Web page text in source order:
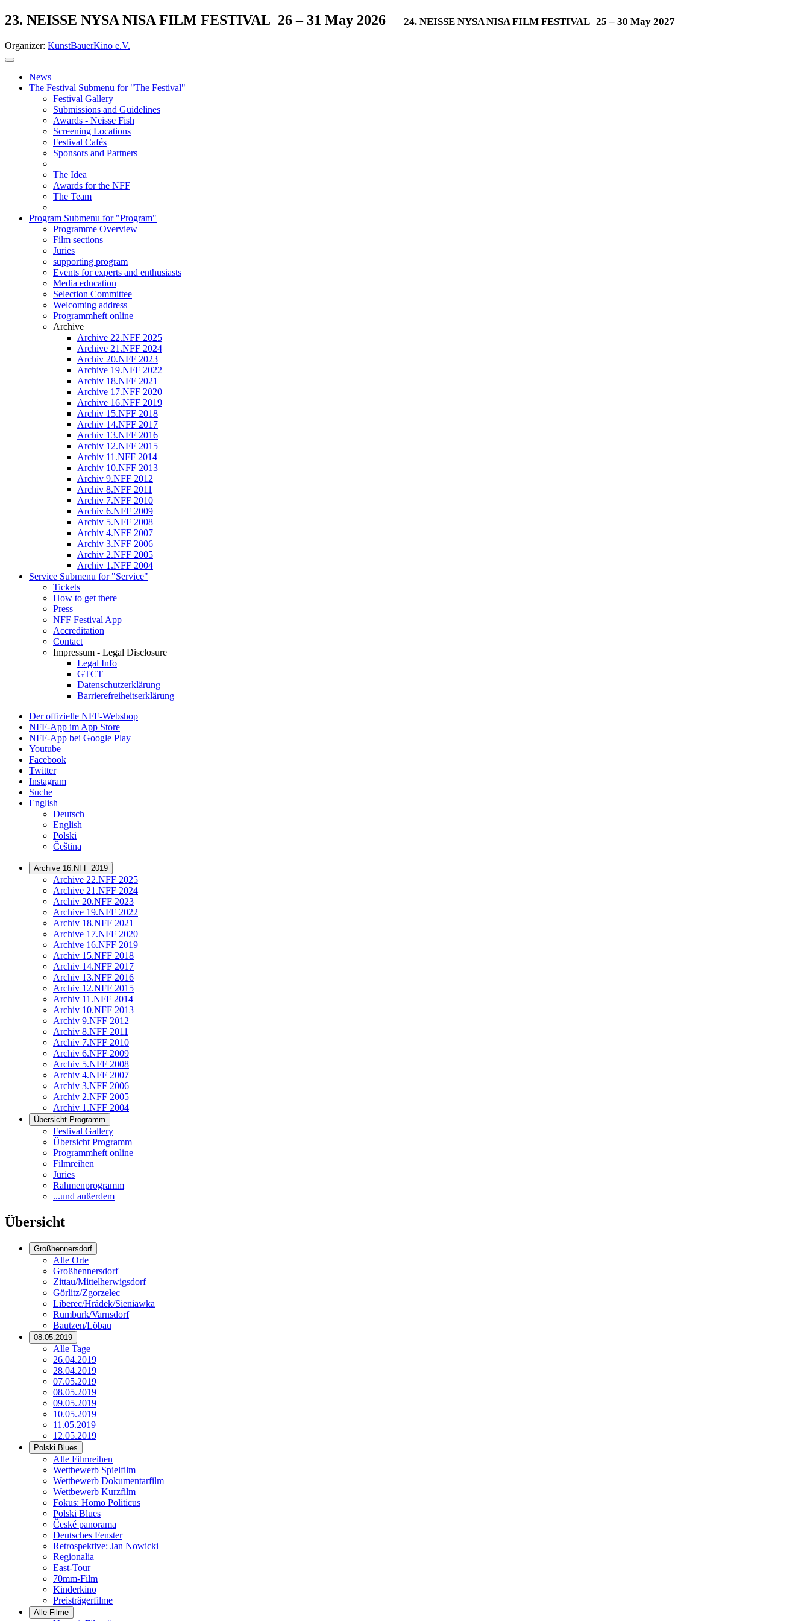
23. NEISSE NYSA NISA FILM FESTIVAL 26 – 31 May 2026 24. NEISSE NYSA NISA FILM FESTIVAL 25 – 30 May 2027
Organizer: KunstBauerKino e.V.
News
The Festival Submenu for "The Festival"
Festival Gallery
Submissions and Guidelines
Awards - Neisse Fish
Screening Locations
Festival Cafés
Sponsors and Partners
The Idea
Awards for the NFF
The Team
Program Submenu for "Program"
Programme Overview
Film sections
Juries
supporting program
Events for experts and enthusiasts
Media education
Selection Committee
Welcoming address
Programmheft online
Archive
Archive 22.NFF 2025
Archive 21.NFF 2024
Archiv 20.NFF 2023
Archive 19.NFF 2022
Archiv 18.NFF 2021
Archive 17.NFF 2020
Archive 16.NFF 2019
Archiv 15.NFF 2018
Archiv 14.NFF 2017
Archiv 13.NFF 2016
Archiv 12.NFF 2015
Archiv 11.NFF 2014
Archiv 10.NFF 2013
Archiv 9.NFF 2012
Archiv 8.NFF 2011
Archiv 7.NFF 2010
Archiv 6.NFF 2009
Archiv 5.NFF 2008
Archiv 4.NFF 2007
Archiv 3.NFF 2006
Archiv 2.NFF 2005
Archiv 1.NFF 2004
Service Submenu for "Service"
Tickets
How to get there
Press
NFF Festival App
Accreditation
Contact
Impressum - Legal Disclosure
Legal Info
GTCT
Datenschutzerklärung
Barrierefreiheitserklärung
Der offizielle NFF-Webshop
NFF-App im App Store
NFF-App bei Google Play
Youtube
Facebook
Twitter
Instagram
Suche
English
Deutsch
English
Polski
Čeština
Archive 16.NFF 2019
Archive 22.NFF 2025
Archive 21.NFF 2024
Archiv 20.NFF 2023
Archive 19.NFF 2022
Archiv 18.NFF 2021
Archive 17.NFF 2020
Archive 16.NFF 2019
Archiv 15.NFF 2018
Archiv 14.NFF 2017
Archiv 13.NFF 2016
Archiv 12.NFF 2015
Archiv 11.NFF 2014
Archiv 10.NFF 2013
Archiv 9.NFF 2012
Archiv 8.NFF 2011
Archiv 7.NFF 2010
Archiv 6.NFF 2009
Archiv 5.NFF 2008
Archiv 4.NFF 2007
Archiv 3.NFF 2006
Archiv 2.NFF 2005
Archiv 1.NFF 2004
Übersicht Programm
Festival Gallery
Übersicht Programm
Programmheft online
Filmreihen
Juries
Rahmenprogramm
...und außerdem
Übersicht
Großhennersdorf
Alle Orte
Großhennersdorf
Zittau/Mittelherwigsdorf
Görlitz/Zgorzelec
Liberec/Hrádek/Sieniawka
Rumburk/Varnsdorf
Bautzen/Löbau
08.05.2019
Alle Tage
26.04.2019
28.04.2019
07.05.2019
08.05.2019
09.05.2019
10.05.2019
11.05.2019
12.05.2019
Polski Blues
Alle Filmreihen
Wettbewerb Spielfilm
Wettbewerb Dokumentarfilm
Wettbewerb Kurzfilm
Fokus: Homo Politicus
Polski Blues
České panorama
Deutsches Fenster
Retrospektive: Jan Nowicki
Regionalia
East-Tour
70mm-Film
Kinderkino
Preisträgerfilme
Alle Filme